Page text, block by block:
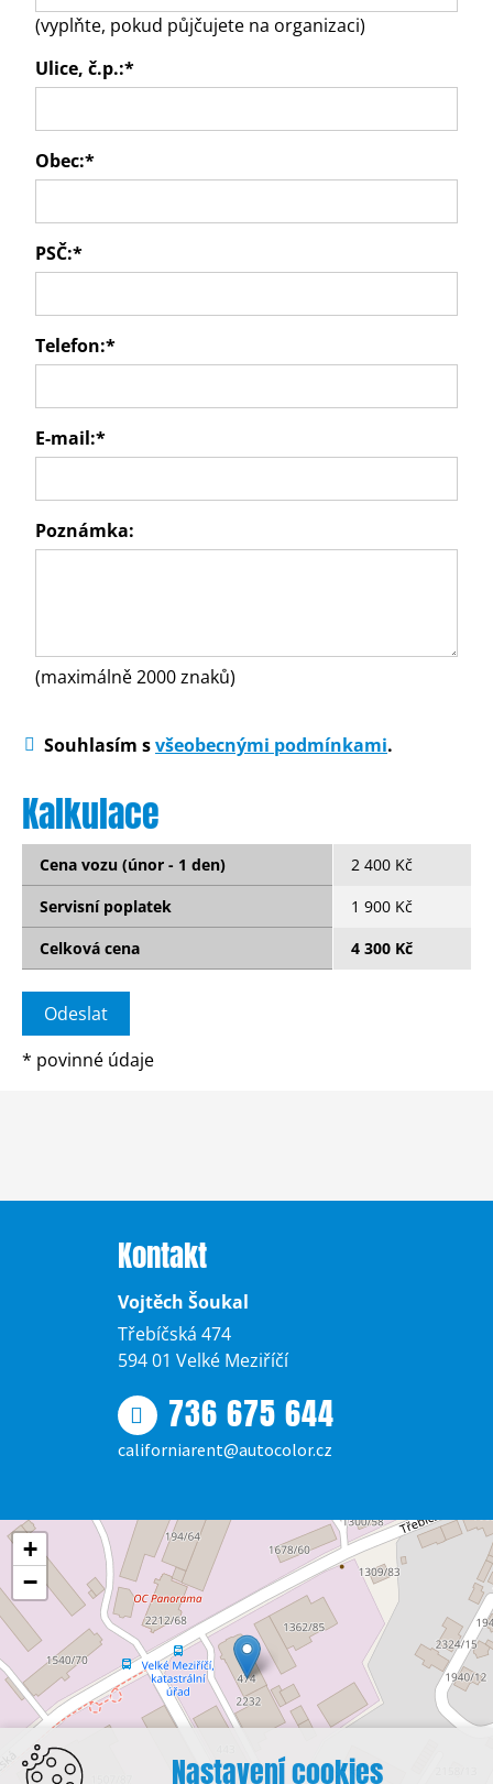
(vyplňte, pokud půjčujete na organizaci)
Ulice, č.p.:*
Obec:*
PSČ:*
Telefon:*
E-mail:*
Poznámka:
(maximálně 2000 znaků)
Souhlasím svšeobecnými podmínkami.
Kalkulace
Cena vozu (únor - 1 den)
2 400 Kč
Servisní poplatek
1 900 Kč
Celková cena
4 300 Kč
* povinné údaje
Kontakt
Vojtěch Šoukal
Třebíčská 474
594 01 Velké Meziříčí
736 675 644
californiarent@autocolor.cz
+
−
Nastavení cookies